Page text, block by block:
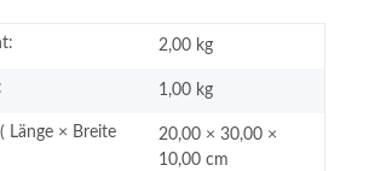
2,00 kg
1,00 kg
Länge × Breite
20,00 × 30,00 ×
10,00 cm